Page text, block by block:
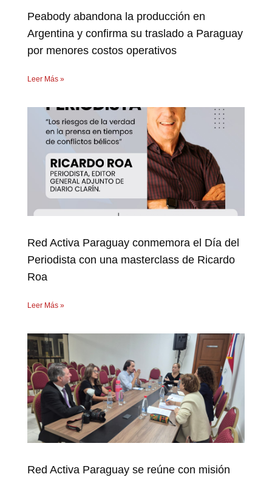
Peabody abandona la producción en
Argentina y confirma su traslado a Paraguay
por menores costos operativos
Leer Más »
Red Activa Paraguay conmemora el Día del
Periodista con una masterclass de Ricardo
Roa
Leer Más »
Red Activa Paraguay se reúne con misión